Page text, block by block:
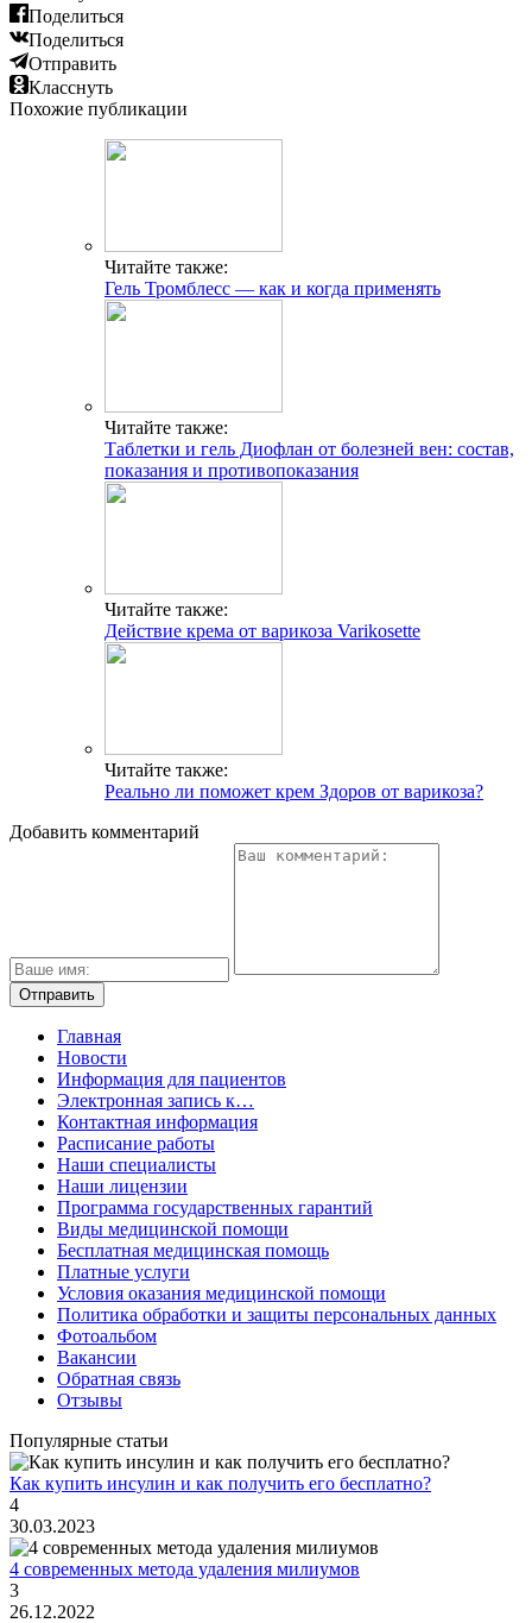
Поделиться
Поделиться
Отправить
Класснуть
Похожие публикации
Читайте также:
Гель Тромблесс — как и когда применять
Читайте также:
Таблетки и гель Диофлан от болезней вен: состав,
показания и противопоказания
Читайте также:
Действие крема от варикоза Varikosette
Читайте также:
Реально ли поможет крем Здоров от варикоза?
Добавить комментарий
Главная
Новости
Информация для пациентов
Электронная запись к…
Контактная информация
Расписание работы
Наши специалисты
Наши лицензии
Программа государственных гарантий
Виды медицинской помощи
Бесплатная медицинская помощь
Платные услуги
Условия оказания медицинской помощи
Политика обработки и защиты персональных данных
Фотоальбом
Вакансии
Обратная связь
Отзывы
Популярные статьи
Как купить инсулин и как получить его бесплатно?
4
30.03.2023
4 современных метода удаления милиумов
3
26.12.2022